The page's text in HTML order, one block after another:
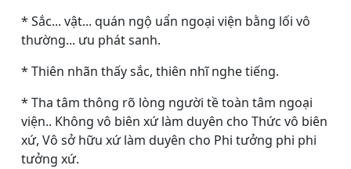
* Sắc... vật... quán ngộ uẩn ngoại viện bằng lối vô
thường... ưu phát sanh.
* Thiên nhãn thấy sắc, thiên nhĩ nghe tiếng.
* Tha tâm thông rõ lòng người tề toàn tâm ngoại
viện.. Không vô biên xứ làm duyên cho Thức vô biên
xứ, Vô sở hữu xứ làm duyên cho Phi tưởng phi phi
tưởng xứ.